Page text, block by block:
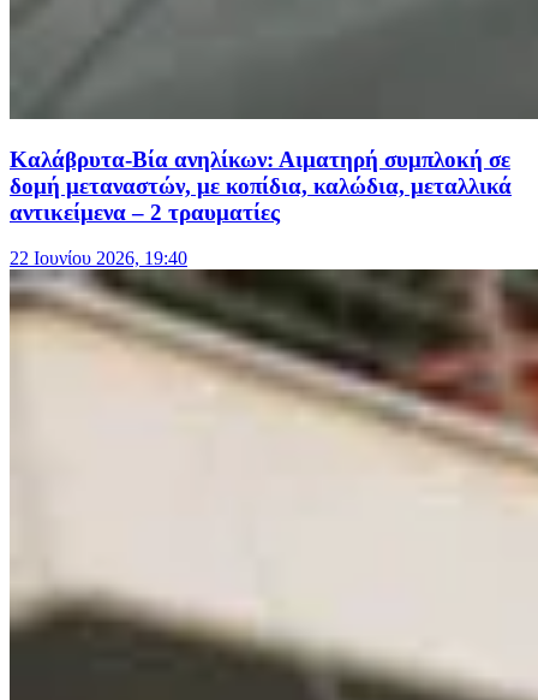
Καλάβρυτα-Βία ανηλίκων: Αιματηρή συμπλοκή σε
δομή μεταναστών, με κοπίδια, καλώδια, μεταλλικά
αντικείμενα – 2 τραυματίες
22 Ιουνίου 2026, 19:40